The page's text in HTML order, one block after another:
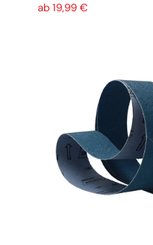
Schleifteller & Stützteller
ab 19,99 €